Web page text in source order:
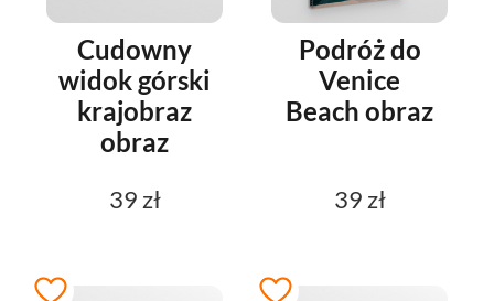
Cudowny
widok górski
krajobraz
obraz
39 zł
Podróż do
Venice
Beach obraz
39 zł